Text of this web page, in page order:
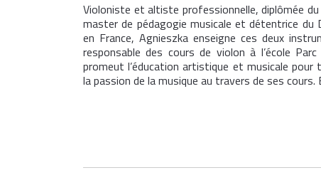
Violoniste et altiste professionnelle, diplômée du
master de pédagogie musicale et détentrice du
en France, Agnieszka enseigne ces deux
responsable des cours de violon à l’école
promeut l’éducation artistique et musicale
la passion de la musique au travers de ses cours.